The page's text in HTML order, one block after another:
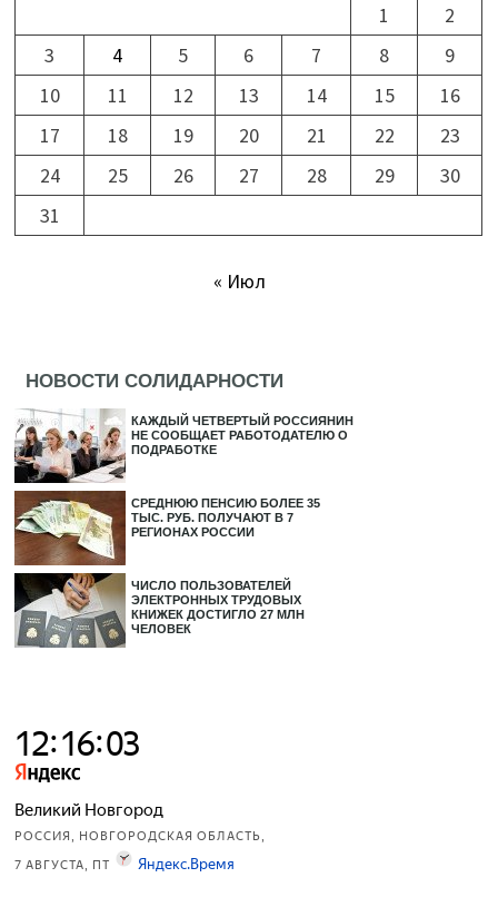
1
2
3
4 5 6 7 8
9
10
11 12 13 14 15
16
17
18 19 20 21 22
23
24
25 26 27 28 29
30
31
« Июл
НОВОСТИ СОЛИДАРНОСТИ
КАЖДЫЙ ЧЕТВЕРТЫЙ РОССИЯНИН
НЕ СООБЩАЕТ РАБОТОДАТЕЛЮ О
ПОДРАБОТКЕ
СРЕДНЮЮ ПЕНСИЮ БОЛЕЕ 35
ТЫС. РУБ. ПОЛУЧАЮТ В 7
РЕГИОНАХ РОССИИ
ЧИСЛО ПОЛЬЗОВАТЕЛЕЙ
ЭЛЕКТРОННЫХ ТРУДОВЫХ
КНИЖЕК ДОСТИГЛО 27 МЛН
ЧЕЛОВЕК